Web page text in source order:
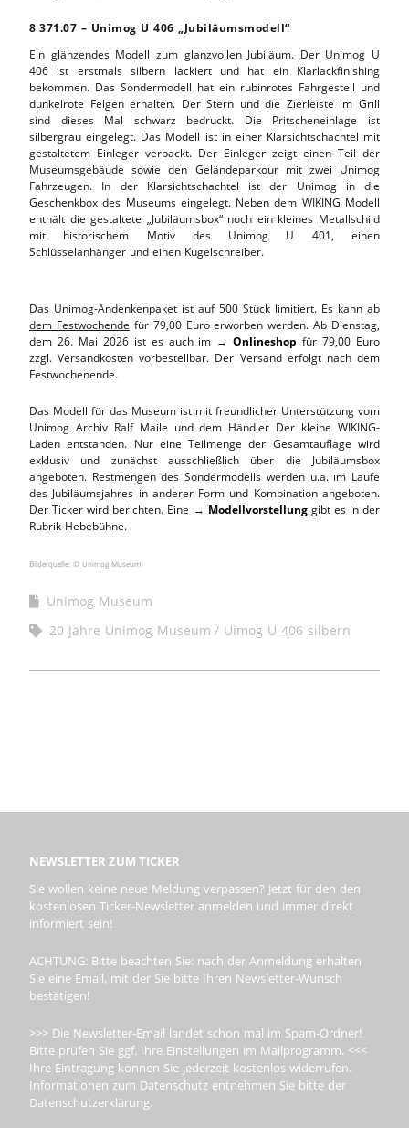
8 371.07 – Unimog U 406 „Jubiläumsmodell“
Ein glänzendes Modell zum glanzvollen Jubiläum. Der Unimog U
406 ist erstmals silbern lackiert und hat ein Klarlackfinishing
bekommen. Das Sondermodell hat ein rubinrotes Fahrgestell und
dunkelrote Felgen erhalten. Der Stern und die Zierleiste im Grill
sind dieses Mal schwarz bedruckt. Die Pritscheneinlage ist
silbergrau eingelegt. Das Modell ist in einer Klarsichtschachtel mit
gestaltetem Einleger verpackt. Der Einleger zeigt einen Teil der
Museumsgebäude sowie den Geländeparkour mit zwei Unimog
Fahrzeugen. In der Klarsichtschachtel ist der Unimog in die
Geschenkbox des Museums eingelegt. Neben dem WIKING Modell
enthält die gestaltete „Jubiläumsbox“ noch ein kleines Metallschild
mit historischem Motiv des Unimog U 401, einen
Schlüsselanhänger und einen Kugelschreiber.
Das Unimog-Andenkenpaket ist auf 500 Stück limitiert. Es kann ab
dem Festwochende für 79,00 Euro erworben werden. Ab Dienstag,
dem 26. Mai 2026 ist es auch im →Onlineshop für 79,00 Euro
zzgl. Versandkosten vorbestellbar. Der Versand erfolgt nach dem
Festwochenende.
Das Modell für das Museum ist mit freundlicher Unterstützung vom
Unimog Archiv Ralf Maile und dem Händler Der kleine WIKING-
Laden entstanden. Nur eine Teilmenge der Gesamtauflage wird
exklusiv und zunächst ausschließlich über die Jubiläumsbox
angeboten. Restmengen des Sondermodells werden u.a. im Laufe
des Jubiläumsjahres in anderer Form und Kombination angeboten.
Der Ticker wird berichten. Eine → Modellvorstellunggibt es in der
Rubrik Hebebühne.
Bilderquelle: © Unimog Museum
Unimog Museum
20 Jahre Unimog Museum
Uimog U 406 silbern
NEWSLETTER ZUM TICKER
Sie wollen keine neue Meldung verpassen? Jetzt für den den
kostenlosen Ticker-Newsletter anmelden und immer direkt
informiert sein!
ACHTUNG: Bitte beachten Sie: nach der Anmeldung erhalten
Sie eine Email, mit der Sie bitte Ihren Newsletter-Wunsch
bestätigen!
>>> Die Newsletter-Email landet schon mal im Spam-Ordner!
Bitte prüfen Sie ggf. Ihre Einstellungen im Mailprogramm. <<<
Ihre Eintragung können Sie jederzeit kostenlos widerrufen.
Informationen zum Datenschutz entnehmen Sie bitte der
Datenschutzerklärung.